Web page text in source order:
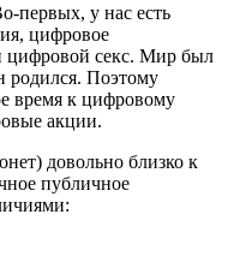
первых, у нас есть
цифровое
цифровой секс. Мир был
родился. Поэтому
время к цифровому
акции.
довольно близко к
публичное